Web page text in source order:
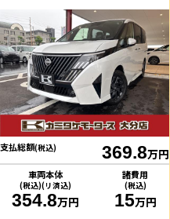
支払総額(税込) 369.8万円
車両本体
(税込)(リ済込)
354.8万円
諸費用
(税込)
15万円